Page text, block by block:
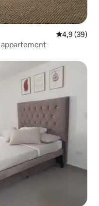
Gemiddelde
4,9 (39)
appartement